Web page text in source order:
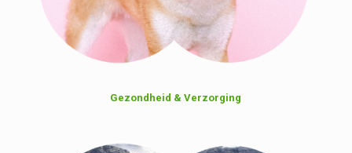
Gezondheid & Verzorging